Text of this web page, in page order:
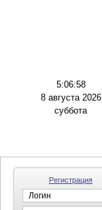
5:06:59
8 августа 2026
суббота
Регистрация